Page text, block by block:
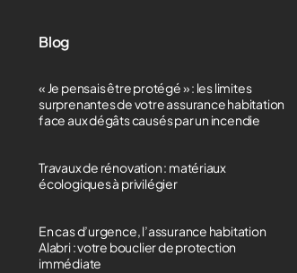
Blog
« Je pensais être protégé » : les limites
surprenantes de votre assurance habitation
face aux dégâts causés par un incendie
Travaux de rénovation : matériaux
écologiques à privilégier
En cas d’urgence, l’assurance habitation
Alabri : votre bouclier de protection
immédiate